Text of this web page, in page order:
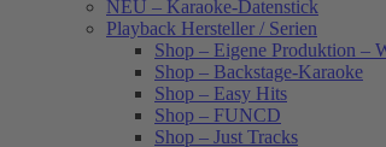
NEU – Karaoke-Datenstick
Playback Hersteller / Serien
Shop – Eigene Produktion –
Shop – Backstage-Karaoke
Shop – Easy Hits
Shop – FUNCD
Shop – Just Tracks